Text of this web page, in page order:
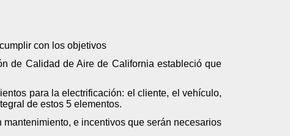
con los objetivos
de Calidad de Aire de California estableció que
para la electrificación: el cliente, el vehículo,
de estos 5 elementos.
e incentivos que serán necesarios